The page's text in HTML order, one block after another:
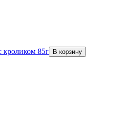
85г В корзину